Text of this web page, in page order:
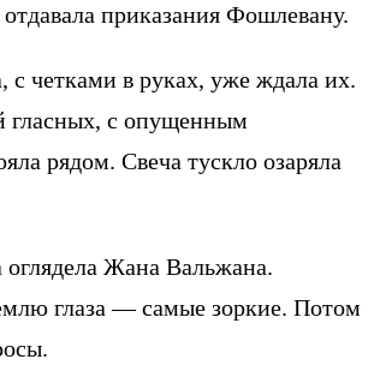
приказания Фошлевану.
с четками в руках, уже ждала их.
гласных, с опущенным
рядом. Свеча тускло озаряла
оглядела Жана Вальжана.
глаза — самые зоркие. Потом